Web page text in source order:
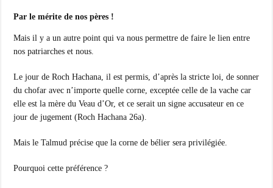
Par le mérite de nos pères !
Mais il y a un autre point qui va nous permettre de faire le lien entre
nos patriarches et nous.
Le jour de Roch Hachana, il est permis, d’après la stricte loi, de sonner
du chofar avec n’importe quelle corne, exceptée celle de la vache car
elle est la mère du Veau d’Or, et ce serait un signe accusateur en ce
jour de jugement (Roch Hachana 26a).
Mais le Talmud précise que la corne de bélier sera privilégiée.
Pourquoi cette préférence ?